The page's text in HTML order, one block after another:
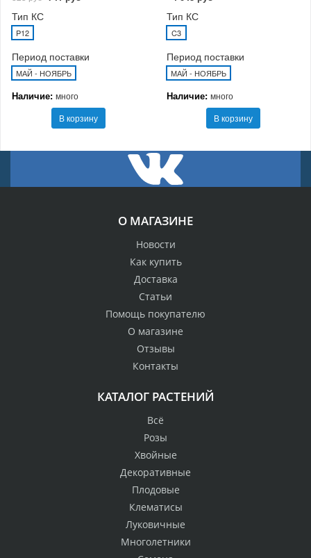
Тип КС
P12
Период поставки
МАЙ - НОЯБРЬ
Наличие: много
В корзину
Тип КС
C3
Период поставки
МАЙ - НОЯБРЬ
Наличие: много
В корзину
О МАГАЗИНЕ
Новости
Как купить
Доставка
Статьи
Помощь покупателю
О магазине
Отзывы
Контакты
КАТАЛОГ РАСТЕНИЙ
Всё
Розы
Хвойные
Декоративные
Плодовые
Клематисы
Луковичные
Многолетники